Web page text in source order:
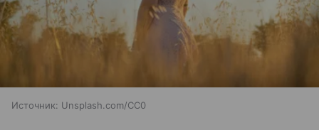
Источник: Unsplash.com/CC0